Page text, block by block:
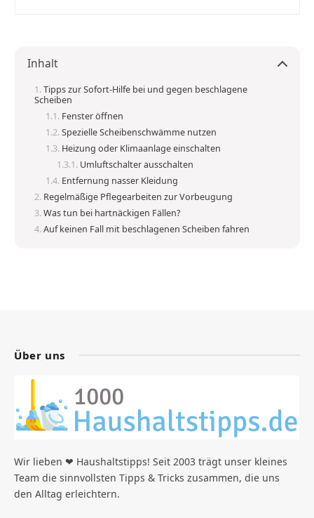
Inhalt
Tipps zur Sofort-Hilfe bei und gegen beschlagene
Scheiben
Fenster öffnen
Spezielle Scheibenschwämme nutzen
Heizung oder Klimaanlage einschalten
Umluftschalter ausschalten
Entfernung nasser Kleidung
Regelmäßige Pflegearbeiten zur Vorbeugung
Was tun bei hartnäckigen Fällen?
Auf keinen Fall mit beschlagenen Scheiben fahren
Über uns
Wir lieben ❤ Haushaltstipps! Seit 2003 trägt unser kleines
Team die sinnvollsten Tipps & Tricks zusammen, die uns
den Alltag erleichtern.